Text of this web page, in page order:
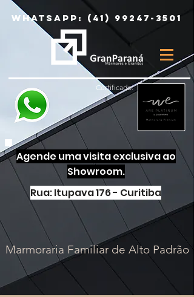
Whatsapp: (41) 99247-3501
Certificado:
Agende uma visita exclusiva ao
Showroom.
Rua: Itupava 176 - Curitiba
Marmoraria Familiar de Alto Padrão